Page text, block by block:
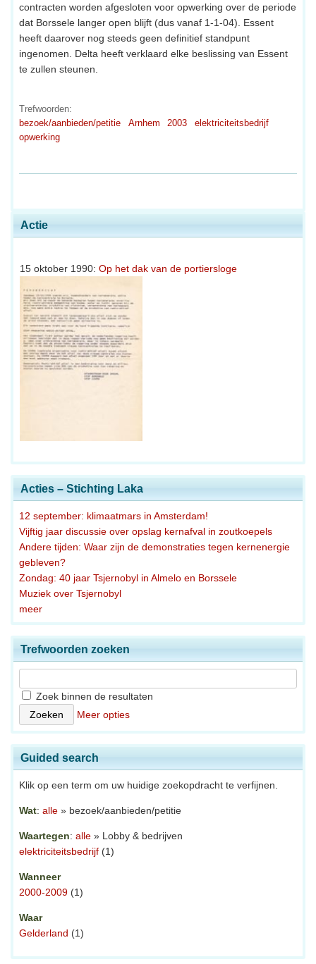
Actie
15 oktober 1990: Op het dak van de portiersloge
Acties – Stichting Laka
12 september: klimaatmars in Amsterdam!
Vijftig jaar discussie over opslag kernafval in zoutkoepels
Andere tijden: Waar zijn de demonstraties tegen kernenergie
gebleven?
Zondag: 40 jaar Tsjernobyl in Almelo en Borssele
Muziek over Tsjernobyl
meer
contracten worden afgesloten voor opwerking over de periode
dat Borssele langer open blijft (dus vanaf 1-1-04). Essent
heeft daarover nog steeds geen definitief standpunt
ingenomen. Delta heeft verklaard elke beslissing van Essent
te zullen steunen.
Trefwoorden:
bezoek/aanbieden/petitie
Arnhem 2003
elektriciteitsbedrijf
opwerking
Trefwoorden zoeken
Zoek binnen de resultaten
Meer opties
Guided search
Klik op een term om uw huidige zoekopdracht te verfijnen.
Wat: alle » bezoek/aanbieden/petitie
Waartegen: alle » Lobby & bedrijven
elektriciteitsbedrijf (1)
Wanneer
2000-2009 (1)
Waar
Gelderland (1)